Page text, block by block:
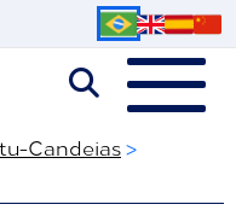
Candeias>